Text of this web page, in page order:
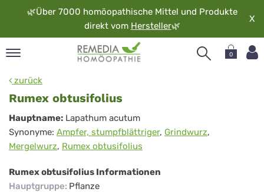
🌿Über 7000 homöopathische Mittel und Produkte
direkt vom Hersteller🌿
X
0
zurück
Rumex obtusifolius
Rumex
obtusifolius
Hauptname: Lapathum acutum
Synonyme: Ampfer, stumpfblättriger, Grindwurz,
Mergelwurz, Rumex obtusifolius
Rumex obtusifolius Informationen
Hauptgruppe: Pflanze